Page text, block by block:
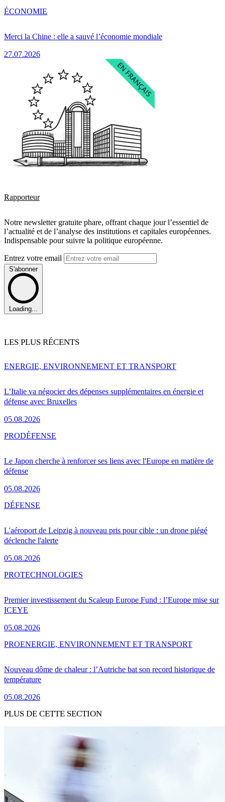
Merci la Chine : elle a sauvé l’économie mondiale
27.07.2026
ÉCONOMIE
Rapporteur
Notre newsletter gratuite phare, offrant chaque jour l’essentiel de
l’actualité et de l’analyse des institutions et capitales européennes.
Indispensable pour suivre la politique européenne.
Entrez votre email
S'abonner
Loading...
LES PLUS RÉCENTS
L’Italie va négocier des dépenses supplémentaires en énergie et
défense avec Bruxelles
05.08.2026
ENERGIE, ENVIRONNEMENT ET TRANSPORT
Le Japon cherche à renforcer ses liens avec l'Europe en matière de
défense
05.08.2026
PRODÉFENSE
L'aéroport de Leipzig à nouveau pris pour cible : un drone piégé
déclenche l'alerte
05.08.2026
DÉFENSE
Premier investissement du Scaleup Europe Fund : l’Europe mise sur
ICEYE
05.08.2026
PROTECHNOLOGIES
Nouveau dôme de chaleur : l’Autriche bat son record historique de
température
05.08.2026
PROENERGIE, ENVIRONNEMENT ET TRANSPORT
PLUS DE CETTE SECTION